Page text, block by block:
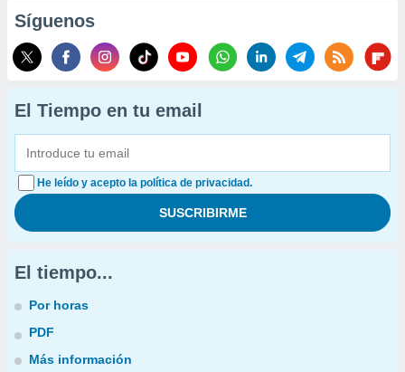
Síguenos
El Tiempo en tu email
He leído y acepto la política de privacidad.
El tiempo...
Por horas
PDF
Más información